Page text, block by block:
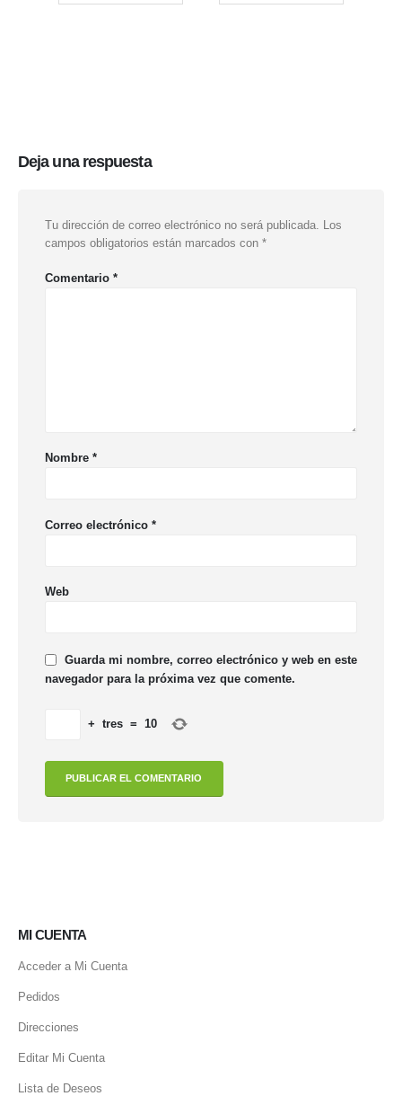
Deja una respuesta
Tu dirección de correo electrónico no será publicada. Los
campos obligatorios están marcados con *
Comentario *
Nombre *
Correo electrónico *
Web
Guarda mi nombre, correo electrónico y web en este
navegador para la próxima vez que comente.
+ tres = 10
MI CUENTA
Acceder a Mi Cuenta
Pedidos
Direcciones
Editar Mi Cuenta
Lista de Deseos